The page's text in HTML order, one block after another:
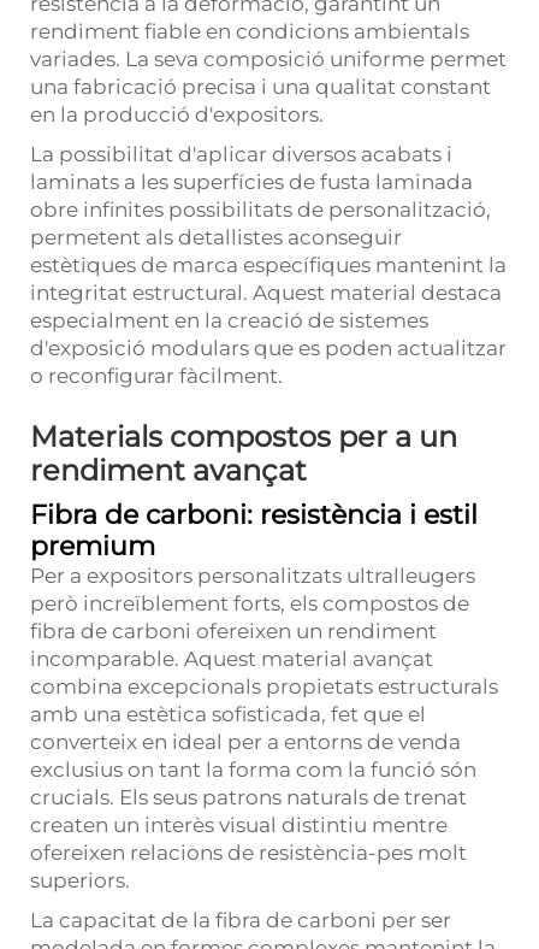
rendiment fiable en condicions ambientals
variades. La seva composició uniforme permet
una fabricació precisa i una qualitat constant
en la producció d'expositors.
La possibilitat d'aplicar diversos acabats i
laminats a les superfícies de fusta laminada
obre infinites possibilitats de personalització,
permetent als detallistes aconseguir
estètiques de marca específiques mantenint la
integritat estructural. Aquest material destaca
especialment en la creació de sistemes
d'exposició modulars que es poden actualitzar
o reconfigurar fàcilment.
Materials compostos per a un
rendiment avançat
Fibra de carboni: resistència i estil
premium
Per a expositors personalitzats ultralleugers
però increïblement forts, els compostos de
fibra de carboni ofereixen un rendiment
incomparable. Aquest material avançat
combina excepcionals propietats estructurals
amb una estètica sofisticada, fet que el
converteix en ideal per a entorns de venda
exclusius on tant la forma com la funció són
crucials. Els seus patrons naturals de trenat
createn un interès visual distintiu mentre
ofereixen relacions de resistència-pes molt
superiors.
La capacitat de la fibra de carboni per ser